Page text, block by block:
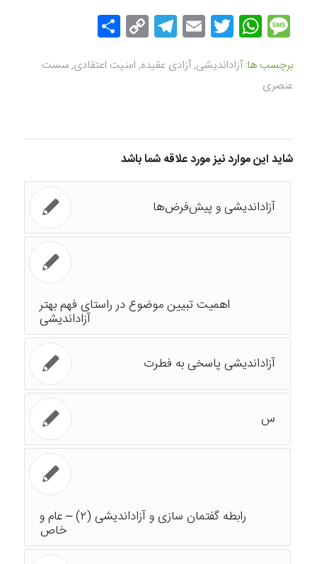
Message
WhatsApp
Twitter
Email
Telegram
Copy
Link
اشتراک
گذاری برچسب ها: آزاداندیشی,آزادی عقیده, امنیت اعتقادی,سست
عنصری
شاید این موارد نیز مورد علاقه شما باشد
آزاداندیشی و پیش‌فرض‌ها
اهمیت تبیین موضوع در راستای فهم بهتر
آزاداندیشی
آزاداندیشی پاسخی به فطرت
س
رابطه گفتمان سازی و آزاداندیشی (۲) – عام و
خاص